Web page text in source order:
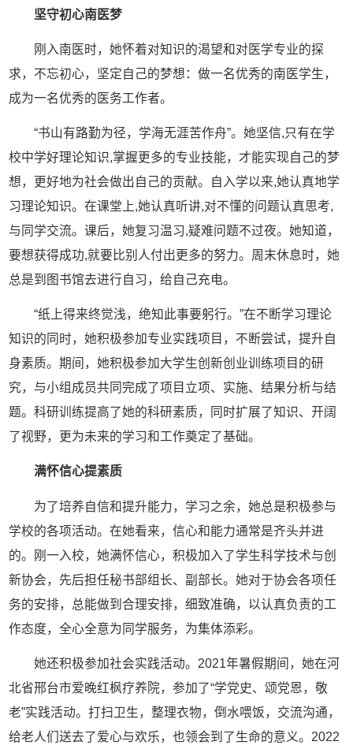
坚守初心南医梦
刚入南医时，她怀着对知识的渴望和对医学专业的探
求，不忘初心，坚定自己的梦想：做一名优秀的南医学生，
成为一名优秀的医务工作者。
“书山有路勤为径，学海无涯苦作舟”。她坚信,只有在学
校中学好理论知识,掌握更多的专业技能，才能实现自己的梦
想，更好地为社会做出自己的贡献。自入学以来,她认真地学
习理论知识。在课堂上,她认真听讲,对不懂的问题认真思考,
与同学交流。课后，她复习温习,疑难问题不过夜。她知道，
要想获得成功,就要比别人付出更多的努力。周末休息时，她
总是到图书馆去进行自习，给自己充电。
“纸上得来终觉浅，绝知此事要躬行。”在不断学习理论
知识的同时，她积极参加专业实践项目，不断尝试，提升自
身素质。期间，她积极参加大学生创新创业训练项目的研
究，与小组成员共同完成了项目立项、实施、结果分析与结
题。科研训练提高了她的科研素质，同时扩展了知识、开阔
了视野，更为未来的学习和工作奠定了基础。
满怀信心提素质
为了培养自信和提升能力，学习之余，她总是积极参与
学校的各项活动。在她看来，信心和能力通常是齐头并进
的。刚一入校，她满怀信心，积极加入了学生科学技术与创
新协会，先后担任秘书部组长、副部长。她对于协会各项任
务的安排，总能做到合理安排，细致准确，以认真负责的工
作态度，全心全意为同学服务，为集体添彩。
她还积极参加社会实践活动。2021年暑假期间，她在河
北省邢台市爱晚红枫疗养院，参加了“学党史、颂党恩，敬
老”实践活动。打扫卫生，整理衣物，倒水喂饭，交流沟通，
给老人们送去了爱心与欢乐，也领会到了生命的意义。2022